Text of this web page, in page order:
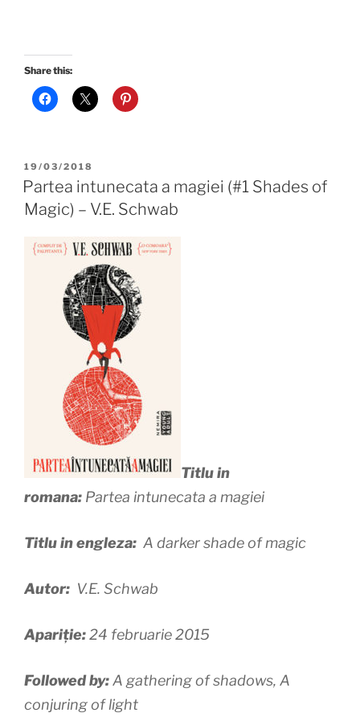
Share this:
POSTED
ON
19/03/2018
Partea intunecata a magiei (#1 Shades of
Magic) – V.E. Schwab
Titlu in
romana: Partea intunecata a magiei
Titlu in engleza: A darker shade of magic
Autor: V.E. Schwab
Apariție:24 februarie 2015
Followed by:A gathering of shadows, A
conjuring of light